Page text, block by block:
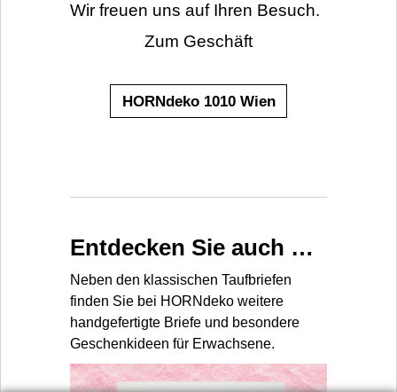
Wir freuen uns auf Ihren Besuch.
Zum Geschäft
HORNdeko 1010 Wien
Entdecken Sie auch …
Neben den klassischen Taufbriefen
finden Sie bei HORNdeko weitere
handgefertigte Briefe und besondere
Geschenkideen für Erwachsene.